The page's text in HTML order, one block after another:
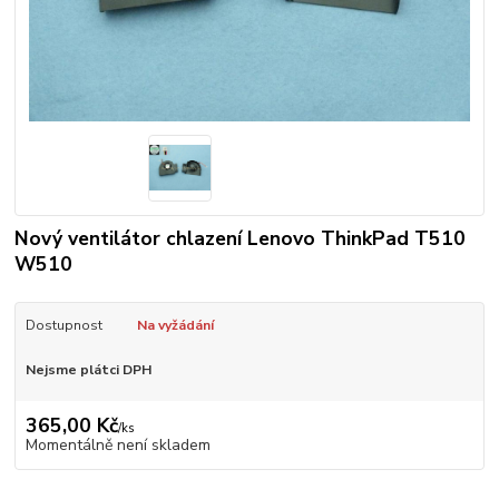
Nový ventilátor chlazení Lenovo ThinkPad T510
W510
Dostupnost Na vyžádání
Nejsme plátci DPH
365,00 Kč/ks
Momentálně není skladem